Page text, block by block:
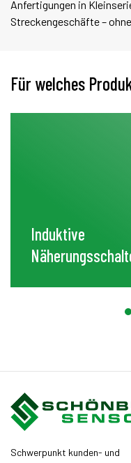
Anfertigungen in
Streckengeschäfte –
Für welches
Induktive
Schwerpunkt kunden- und